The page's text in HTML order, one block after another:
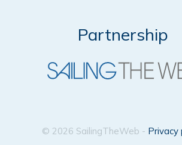
Partnership
© 2026 SailingTheWeb - Privacy